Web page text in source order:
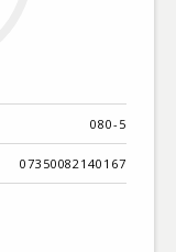
080-5
07350082140167